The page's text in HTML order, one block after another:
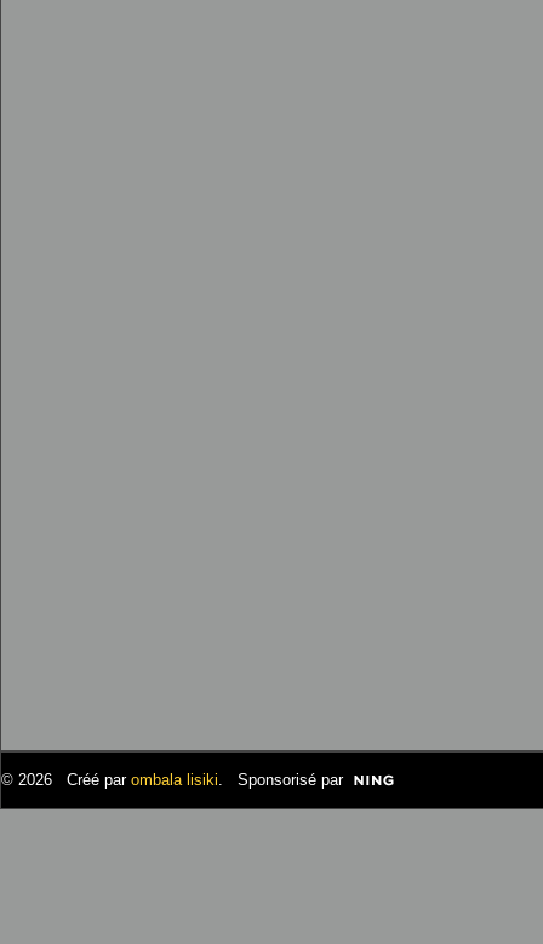
© 2026 Créé par ombala lisiki. Sponsorisé par